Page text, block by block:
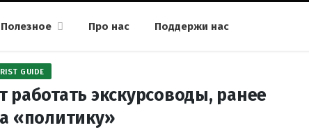
Полезное Про нас Поддержи нас
GUIDE
экскурсоводы, ранее
«политику»